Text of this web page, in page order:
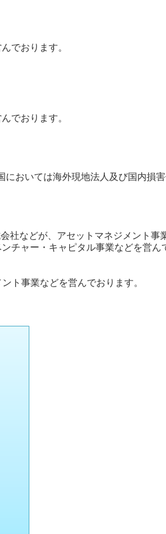
でおります。
でおります。
おいては海外現地法人及び国内損
社などが、アセットマネジメント事
チャー・キャピタル事業などを営ん
ト事業などを営んでおります。